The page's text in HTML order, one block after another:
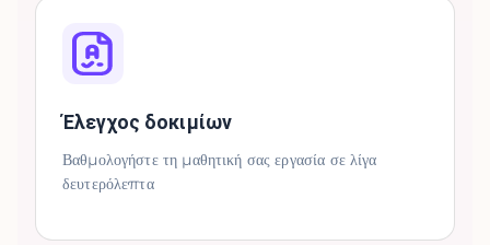
Έλεγχος δοκιμίων
Βαθμολογήστε τη μαθητική σας εργασία σε λίγα
δευτερόλεπτα